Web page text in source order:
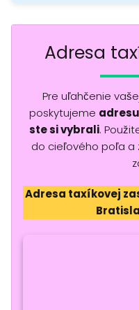
Adresa
Pre uľahčenie
poskytujeme
ste si vybrali.
do cieľového poľa a
Adresa taxíkovej